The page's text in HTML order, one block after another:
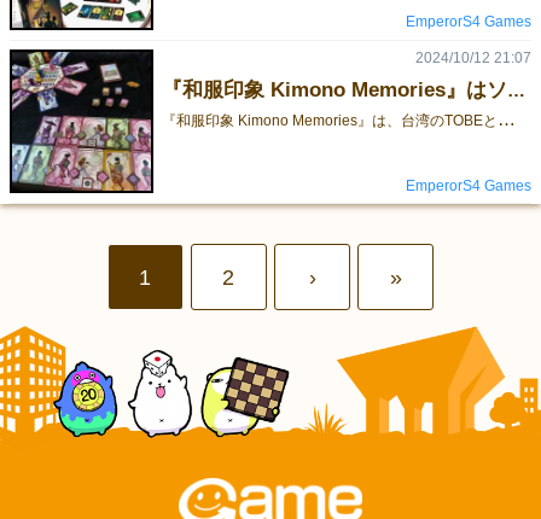
EmperorS4 Games
『和服印象 Kimono Memories』はソロプレイも可能！
『
和服印象 Kimono Memories』は、台湾のTOBEとドイツのEssen Spielで発売され、東京ゲームマーケット2024秋にも登場！ この2人用対戦ゲームでは、環状ドラフトでカードを選び、自分だけのアルバムピラミッドを作ります。目的は、同じ着物を着た美しい女性たちを集めて、最終的に最高の影響力を獲得することです。 美しい世界観を持つ「花見小路」シリーズの一部で、「聖杯サクセション」や「シンデレラが多すぎる」のデザイナー、シマムラナオさんによって制作されました。 2人用のゲームですが、少し難易度の高いソロモードも用意されています。あなたが写真をドラフトする一方で、対戦相手のファニーもアルバムを作成していきます。果たして、12ターン以内に彼女より優れた写真アルバムを完成させられるでしょうか？ 以下はソロルールの概要であり、完全な上級者モードについてはこちらのリンクを参照されたい。 ソロゲームでは、ライバルのバーチャル写真家ファニーと最高の写真を撮ることを競う。 以下を除く基本モードのセットアップに従う： ステップ3：山札を組む前に物品カードを取り除きます。物品カードはソロゲームでは使用しません。 山札の隣に、カードは引かれません。 ステップ6：初期カードを2枚とも取り、あなたの前に並べて置き、遠い方をファニーのカードとする。 ゲームの進行： ソロには段がなく、カードは左右どちらかにしか置けません。 ファニーもあなたもネコタイルを集めることはなく、ネコアイコンを奪い合うことになります。 カメラマンコマを時計回りに2歩、または3歩移動させます。自分は停止する直前にまたいだゲームカード1枚を取り、その前のカードをファニーにします。 ファニーのゲームカードを以下のルールに従って配置します： 着物アイコン（半分） に基づいて完全な着物アイコンを完成させ、対応するタイルを配置することが優先されます 左右どちらかの着物アイコンが完成しない場合、カード上の紋章の位置で配置を決定します。 紋章が左側にある場合はアルバムの左側に、右側にある場合はアルバムの右側に配置します。 この過程でも、ゲームボードは着物アイコンの保有者を記録するために使用することができます。 カメラマンコマから最も遠いスペースからカードを補充します。 最後のカードが残るまでプレイし、ファニーに渡します。その後、ゲームは終了です。 ゲーム終了 ファニーとあなたは、トラック上の着物得点コマの位置を比較し、それぞれのコマを集める。コマが真ん中にあれば、ファニーがコマを集める。 ネコアイコンの合計数を比較し、より多くのネコアイコンがある側がスタートプレーヤータイルを得る。 勝利条件 ゲームに勝つためには、ファニーよりも2つ以上の着物得点コマ／スタートプレーヤータイルを獲得する必要があります。 ゲームの紹介 予約説明
2024/10/12 21:07
EmperorS4 Games
1 2 › »